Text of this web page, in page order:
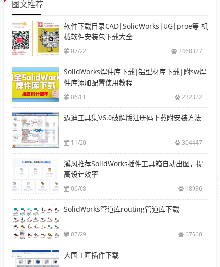
图文推荐
软件下载目录CAD|SolidWorks|UG|proe等-机
械软件安装包下载大全
07/22 2468327
SolidWorks焊件库下载|铝型材库下载|附sw焊
件库添加配置使用教程
06/01 232822
迈迪工具集V6.0破解版注册码下载附安装方法
11/20 304447
溪风推荐SolidWorks插件工具箱自动出图，提
高设计效率
06/08 18936
SolidWorks管道库routing管道库下载
07/29 67660
大国工匠插件下载